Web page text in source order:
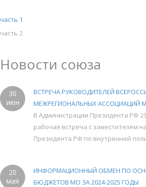
часть 1
часть 2
Новости союза
30
июн
ВСТРЕЧА РУКОВОДИТЕЛЕЙ
МЕЖРЕГИОНАЛЬНЫХ АССОЦИАЦИЙ
В Администрации Президента РФ
рабочая встреча с заместителем
Президента РФ по внутренней
20
мая
ИНФОРМАЦИОННЫЙ ОБМЕН ПО
БЮДЖЕТОВ МО ЗА 2024-2025 ГОДЫ